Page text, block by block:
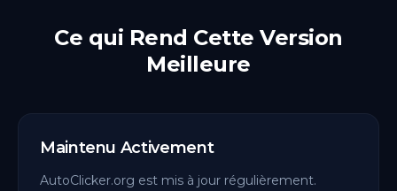
Ce qui Rend Cette Version
Meilleure
Maintenu Activement
AutoClicker.org est mis à jour régulièrement.